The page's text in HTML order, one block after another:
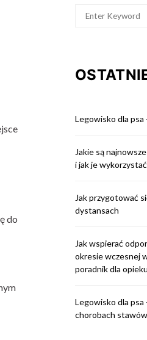
do
Legowisko dla psa
Jakie są
i jak je wykorzystać
Jak przygotować
dystansach
Jak wspierać
okresie wczesnej
poradnik dla
Legowisko dla psa
chorobach stawów